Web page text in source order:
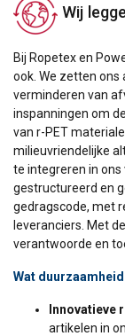
Wij
Bij Ropetex en
ook. We zetten
verminderen van
inspanningen om
van r-PET
milieuvriendelijke
te integreren in
gestructureerd en
gedragscode, met
leveranciers. Met
verantwoorde en
Wat
Innovatieve
artikelen in